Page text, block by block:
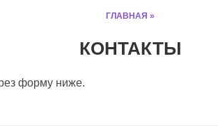
ГЛАВНАЯ »
КОНТАКТЫ
форму ниже.